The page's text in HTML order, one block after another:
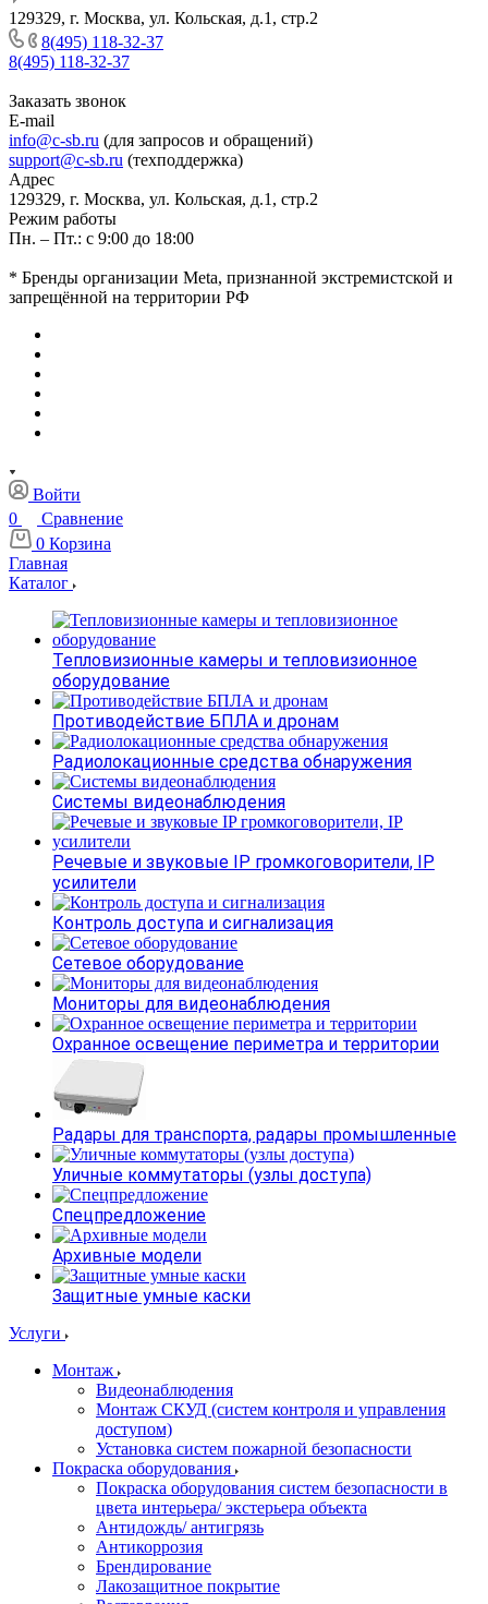
129329, г. Москва, ул. Кольская, д.1, стр.2
8(495) 118-32-37
8(495) 118-32-37
Заказать звонок
E-mail
info@c-sb.ru (для запросов и обращений)
support@c-sb.ru (техподдержка)
Адрес
129329, г. Москва, ул. Кольская, д.1, стр.2
Режим работы
Пн. – Пт.: с 9:00 до 18:00
* Бренды организации Meta, признанной экстремистской и
запрещённой на территории РФ
Войти
0
Сравнение
0 Корзина
Главная
Каталог
Тепловизионные камеры и тепловизионное
оборудование
Противодействие БПЛА и дронам
Радиолокационные средства обнаружения
Системы видеонаблюдения
Речевые и звуковые IP громкоговорители, IP
усилители
Контроль доступа и сигнализация
Сетевое оборудование
Мониторы для видеонаблюдения
Охранное освещение периметра и территории
Радары для транспорта, радары промышленные
Уличные коммутаторы (узлы доступа)
Спецпредложение
Архивные модели
Защитные умные каски
Услуги
Монтаж
Видеонаблюдения
Монтаж СКУД (систем контроля и управления
доступом)
Установка систем пожарной безопасности
Покраска оборудования
Покраска оборудования систем безопасности в
цвета интерьера/ экстерьера объекта
Антидождь/ антигрязь
Антикоррозия
Брендирование
Лакозащитное покрытие